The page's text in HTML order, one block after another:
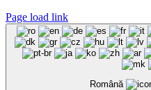
Page load link
Română